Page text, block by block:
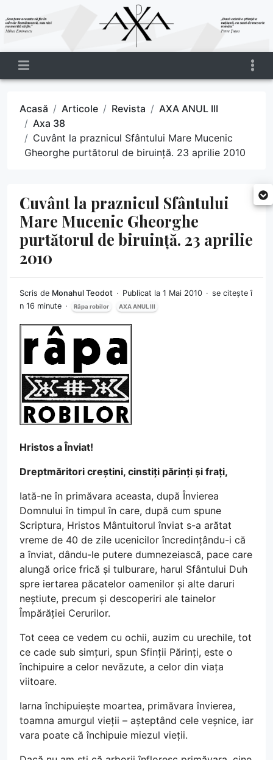
Acasă Articole Revista
AXA ANUL III
Axa 38
Cuvânt la praznicul Sfântului Mare Mucenic
Gheorghe purtătorul de biruință. 23 aprilie 2010
Cuvânt la praznicul Sfântului
Mare Mucenic Gheorghe
purtătorul de biruință. 23 aprilie
2010
Scris de Monahul Teodot Publicat la 1 Mai 2010
se citește î
n 16 minute
Râpa robilor AXA ANUL III
Hristos a Înviat!
Dreptmăritori creștini, cinstiți părinți și frați,
Iată-ne în primăvara aceasta, după Învierea
Domnului în timpul în care, după cum spune
Scriptura, Hristos Mântuitorul înviat s-a arătat
vreme de 40 de zile ucenicilor încredințându-i că
a înviat, dându-le putere dumnezeiască, pace care
alungă orice frică și tulburare, harul Sfântului Duh
spre iertarea păcatelor oamenilor și alte daruri
neștiute, precum și descoperiri ale tainelor
Împărăției Cerurilor.
Tot ceea ce vedem cu ochii, auzim cu urechile, tot
ce cade sub simțuri, spun Sfinții Părinți, este o
închipuire a celor nevăzute, a celor din viața
viitoare.
Iarna închipuiește moartea, primăvara învierea,
toamna amurgul vieții – așteptând cele veșnice, iar
vara poate că închipuie miezul vieții.